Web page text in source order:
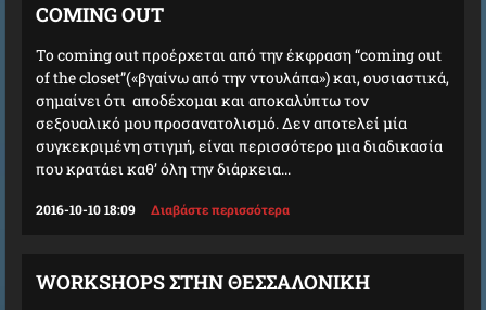
COMING OUT
Το coming out προέρχεται από την έκφραση “coming out
of the closet”(«βγαίνω από την ντουλάπα») και, ουσιαστικά,
σημαίνει ότι αποδέχομαι και αποκαλύπτω τον
σεξουαλικό μου προσανατολισμό. Δεν αποτελεί μία
συγκεκριμένη στιγμή, είναι περισσότερο μια διαδικασία
που κρατάει καθ’ όλη την διάρκεια...
2016-10-10 18:09 Διαβάστε περισσότερα
WORKSHOPS ΣΤΗΝ ΘΕΣΣΑΛΟΝΊΚΗ